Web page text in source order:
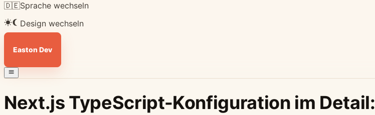
🇩🇪Sprache wechseln
Design wechseln
Easton Dev
Next.js TypeScript-Konfiguration im Detail: